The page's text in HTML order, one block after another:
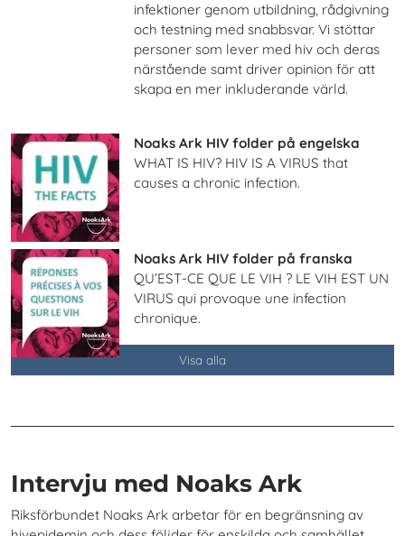
infektioner genom utbildning, rådgivning
och testning med snabbsvar. Vi stöttar
personer som lever med hiv och deras
närstående samt driver opinion för att
skapa en mer inkluderande värld.
Noaks Ark HIV folder på engelska
WHAT IS HIV? HIV IS A VIRUS that
causes a chronic infection.
Noaks Ark HIV folder på franska
QU’EST-CE QUE LE VIH ? LE VIH EST UN
VIRUS qui provoque une infection
chronique.
Visa alla
Intervju med Noaks Ark
Riksförbundet Noaks Ark arbetar för en begränsning av